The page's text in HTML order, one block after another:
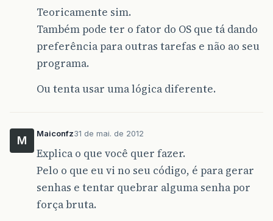
Teoricamente sim.
Também pode ter o fator do OS que tá dando
preferência para outras tarefas e não ao seu
programa.
Ou tenta usar uma lógica diferente.
M
Maiconfz31 de mai. de 2012
Explica o que você quer fazer.
Pelo o que eu vi no seu código, é para gerar
senhas e tentar quebrar alguma senha por
força bruta.